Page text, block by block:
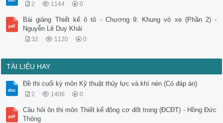
2 1144 0
Bài giảng Thiết kế ô tô - Chương 9: Khung vỏ xe (Phần 2) -
Nguyễn Lê Duy Khải
32 1120 0
TÀI LIỆU HAY
Đề thi cuối kỳ môn Kỹ thuật thủy lực và khí nén (Có đáp án)
2 1406 0
Câu hỏi ôn thi môn Thiết kế động cơ đốt trong (ĐCĐT) - Hồng Đức
Thông